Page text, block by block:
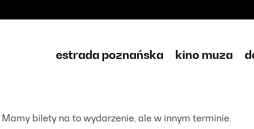
estrada poznańska kino muza
bilety na to wydarzenie, ale w innym terminie.